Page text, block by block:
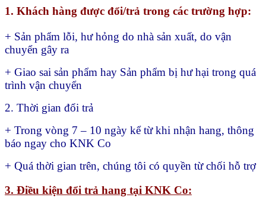
1. Khách hàng được đổi/trả trong các trường hợp:
+ Sản phẩm lỗi, hư hỏng do nhà sản xuất, do vận
chuyển gây ra
+ Giao sai sản phẩm hay Sản phẩm bị hư hại trong quá
trình vận chuyển
2. Thời gian đổi trả
+ Trong vòng 7 – 10 ngày kể từ khi nhận hang, thông
báo ngay cho KNK Co
+ Quá thời gian trên, chúng tôi có quyền từ chối hỗ trợ
3. Điều kiện đổi trả hang tại KNK Co: